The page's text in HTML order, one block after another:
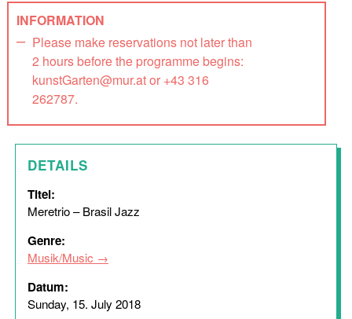
INFORMATION
Please make reservations not later than
2 hours before the programme begins:
kunstGarten@mur.at or +43 316
262787.
DETAILS
Titel:
Meretrio – Brasil Jazz
Genre:
Musik/Music
Datum:
Sunday, 15. July 2018